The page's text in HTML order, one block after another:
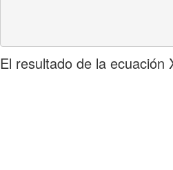
El resultado de la